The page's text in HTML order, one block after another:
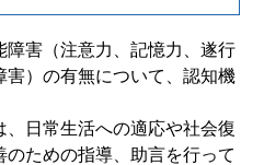
障害（注意力、記憶力、遂行
害）の有無について、認知機
日常生活への適応や社会復
ための指導、助言を行って